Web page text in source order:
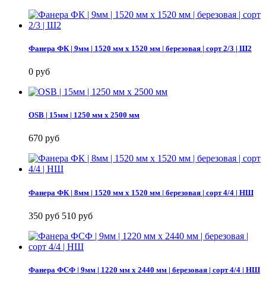
Фанера ФК | 9мм | 1520 мм х 1520 мм | березовая | сорт 2/3 | Ш2
0 руб
OSB | 15мм | 1250 мм х 2500 мм
670 руб
Фанера ФК | 8мм | 1520 мм х 1520 мм | березовая | сорт 4/4 | НШ
350 руб 510 руб
Фанера ФСФ | 9мм | 1220 мм х 2440 мм | березовая | сорт 4/4 | НШ